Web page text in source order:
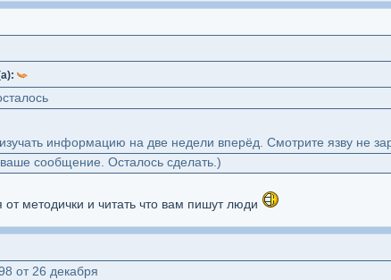
информацию на две недели вперёд. Смотрите язву не
сообщение. Осталось сделать.)
от методички и читать что вам пишут люди
от 26 декабря